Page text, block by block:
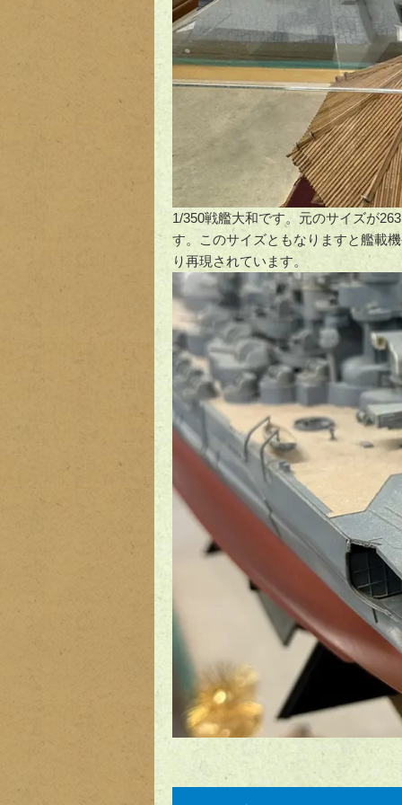
1/350戦艦大和です。元のサイズが
す。このサイズともなりますと艦載
り再現されています。